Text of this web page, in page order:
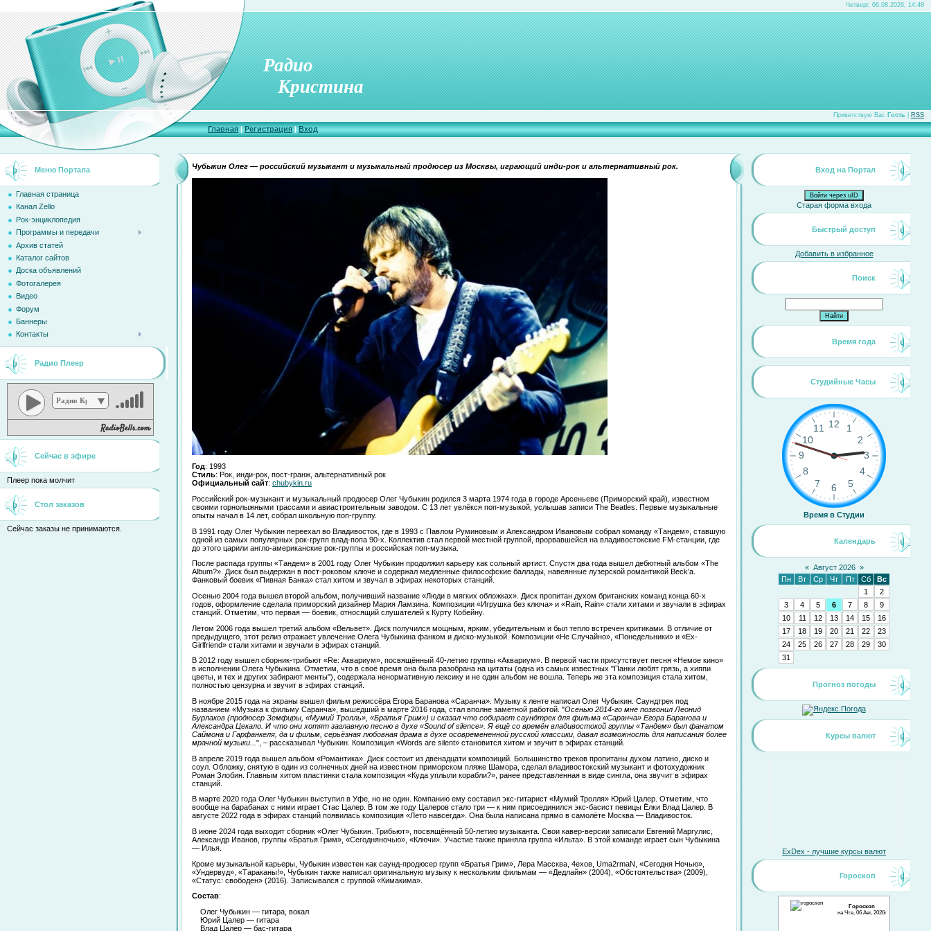
Четверг, 06.08.2026, 14:48
Радио
Кристина
Приветствую Вас Гость RSS
Главная|Регистрация|Вход
Меню Портала
Главная страница
Канал Zello
Рок-энциклопедия
Программы и передачи
Архив статей
Каталог сайтов
Доска объявлений
Фотогалерея
Видео
Форум
Баннеры
Контакты
Радио Плеер
Радио Кристина
Сейчас в эфире
Плеер пока молчит
Стол заказов
Сейчас заказы не принимаются.
Чубыкин Олег — российский музыкант и музыкальный продюсер из Москвы, играющий инди-рок и альтернативный рок.
Год: 1993
Стиль: Рок, инди-рок, пост-гранж, альтернативный рок
Официальный сайт: chubykin.ru
Российский рок-музыкант и музыкальный продюсер Олег Чубыкин родился 3 марта 1974 года в городе Арсеньеве (Приморский край), известном
своими горнолыжными трассами и авиастроительным заводом. С 13 лет увлёкся поп-музыкой, услышав записи The Beatles. Первые музыкальные
опыты начал в 14 лет, собрал школьную поп-группу.
В 1991 году Олег Чубыкин переехал во Владивосток, где в 1993 с Павлом Руминовым и Александром Ивановым собрал команду «Тандем», ставшую
одной из самых популярных рок-групп влад-попа 90-х. Коллектив стал первой местной группой, прорвавшейся на владивостокские FM-станции, где
до этого царили англо-американские рок-группы и российская поп-музыка.
После распада группы «Тандем» в 2001 году Олег Чубыкин продолжил карьеру как сольный артист. Спустя два года вышел дебютный альбом «The
Album?». Диск был выдержан в пост-роковом ключе и содержал медленные философские баллады, навеянные лузерской романтикой Beck’a.
Фанковый боевик «Пивная Банка» стал хитом и звучал в эфирах некоторых станций.
Осенью 2004 года вышел второй альбом, получивший название «Люди в мягких обложках». Диск пропитан духом британских команд конца 60-х
годов, оформление сделала приморский дизайнер Мария Ламзина. Композиции «Игрушка без ключа» и «Rain, Rain» стали хитами и звучали в эфирах
станций. Отметим, что первая — боевик, относящий слушателей к Курту Кобейну.
Летом 2006 года вышел третий альбом «Вельвет». Диск получился мощным, ярким, убедительным и был тепло встречен критиками. В отличие от
предыдущего, этот релиз отражает увлечение Олега Чубыкина фанком и диско-музыкой. Композиции «Не Случайно», «Понедельники» и «Ex-
Girlfriend» стали хитами и звучали в эфирах станций.
В 2012 году вышел сборник-трибьют «Re: Аквариум», посвящённый 40-летию группы «Аквариум». В первой части присутствует песня «Немое кино»
в исполнении Олега Чубыкина. Отметим, что в своё время она была разобрана на цитаты (одна из самых известных "Панки любят грязь, а хиппи
цветы, и тех и других забирают менты"), содержала ненормативную лексику и не один альбом не вошла. Теперь же эта композиция стала хитом,
полностью цензурна и звучит в эфирах станций.
В ноябре 2015 года на экраны вышел фильм режиссёра Егора Баранова «Саранча». Музыку к ленте написал Олег Чубыкин. Саундтрек под
названием «Музыка к фильму Саранча», вышедший в марте 2016 года, стал вполне заметной работой. "Осенью 2014-го мне позвонил Леонид
Бурлаков (продюсер Земфиры, «Мумий Тролль», «Братья Грим») и сказал что собирает саундтрек для фильма «Саранча» Егора Баранова и
Александра Цекало. И что они хотят заглавную песню в духе «Sound of silence». Я ещё со времён владивостокой группы «Тандем» был фанатом
Саймона и Гарфанкеля, да и фильм, серьёзная любовная драма в духе осовремененной русской классики, давал возможность для написания более
мрачной музыки... ", – рассказывал Чубыкин. Композиция «Words are silent» становится хитом и звучит в эфирах станций.
В апреле 2019 года вышел альбом «Романтика». Диск состоит из двенадцати композиций. Большинство треков пропитаны духом латино, диско и
соул. Обложку, снятую в один из солнечных дней на известном приморском пляже Шамора, сделал владивостокский музыкант и фотохудожник
Роман Злобин. Главным хитом пластинки стала композиция «Куда уплыли корабли?», ранее представленная в виде сингла, она звучит в эфирах
станций.
В марте 2020 года Олег Чубыкин выступил в Уфе, но не один. Компанию ему составил экс-гитарист «Мумий Тролля» Юрий Цалер. Отметим, что
вообще на барабанах с ними играет Стас Цалер. В том же году Цалеров стало три — к ним присоединился экс-басист певицы Ёлки Влад Цалер. В
августе 2022 года в эфирах станций появилась композиция «Лето навсегда». Она была написана прямо в самолёте Москва — Владивосток.
В июне 2024 года выходит сборник «Олег Чубыкин. Трибьют», посвящённый 50-летию музыканта. Свои кавер-версии записали Евгений Маргулис,
Александр Иванов, группы «Братья Грим», «Сегодняночью», «Ключи». Участие также приняла группа «Ильта». В этой команде играет сын Чубыкина
— Илья.
Кроме музыкальной карьеры, Чубыкин известен как саунд-продюсер групп «Братья Грим», Лера Массква, 4ехов, Uma2rmaN, «Сегодня Ночью»,
«Ундервуд», «Тараканы!», Чубыкин также написал оригинальную музыку к нескольким фильмам — «Дедлайн» (2004), «Обстоятельства» (2009),
«Статус: свободен» (2016). Записывался с группой «Кимакима».
Состав:
Олег Чубыкин — гитара, вокал
Юрий Цалер — гитара
Влад Цалер — бас-гитара
Вход на Портал
Войти через uID
Старая форма входа
Быстрый доступ
Добавить в избранное
Поиск
Время года
Студийные Часы
Время в Студии
Календарь
« Август 2026 »
Пн
Вт Ср Чт Пт Сб
Вс
1
2
3
4 5 6 7 8
9
10
11 12 13 14 15
16
17
18 19 20 21 22
23
24
25 26 27 28 29
30
31
Прогноз погоды
Курсы валют
ExDex - лучшие курсы валют
Гороскоп
Гороскоп
на Чтв, 06 Авг, 2026г